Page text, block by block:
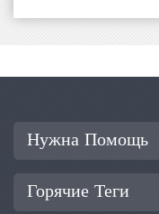
Нужна Помощь
Горячие Теги